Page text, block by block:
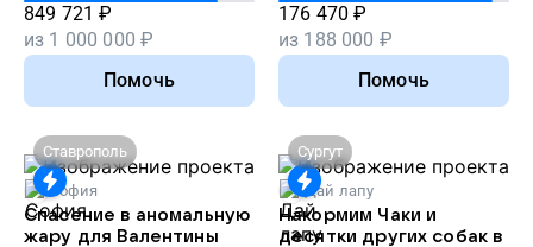
849 721 ₽
из 1 000 000 ₽
Помочь
176 470 ₽
из 188 000 ₽
Помочь
Ставрополь
София
Спасение в аномальную
жару для Валентины
Сургут
Дай лапу
Накормим Чаки и
десятки других собак в